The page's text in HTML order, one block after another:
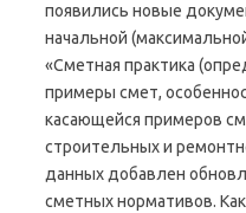
появились новые
начальной
«Сметная практика
примеры смет,
касающейся примеров
строительных и
данных добавлен
сметных нормативов.